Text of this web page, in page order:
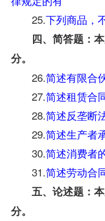
25.下列商品，
四、简答题：
分。
26.简述有限合
27.简述租赁合
28.简述反垄断
29.简述生产者
30.简述消费者
31.简述劳动合
五、论述题：
分。